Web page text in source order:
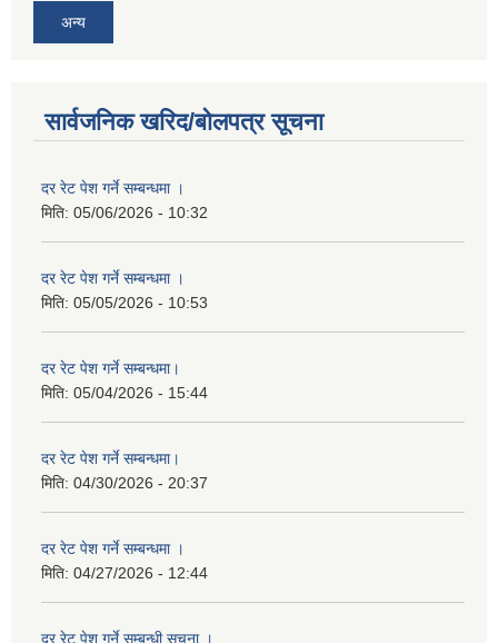
अन्य
सार्वजनिक खरिद/बोलपत्र सूचना
दर रेट पेश गर्ने सम्बन्धमा ।
मिति: 05/06/2026 - 10:32
दर रेट पेश गर्ने सम्बन्धमा ।
मिति: 05/05/2026 - 10:53
दर रेट पेश गर्ने सम्बन्धमा।
मिति: 05/04/2026 - 15:44
दर रेट पेश गर्ने सम्बन्धमा।
मिति: 04/30/2026 - 20:37
दर रेट पेश गर्ने सम्बन्धमा ।
मिति: 04/27/2026 - 12:44
दर रेट पेश गर्ने सम्बन्धी सूचना ।